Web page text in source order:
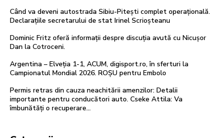
Când va deveni autostrada Sibiu-Pitești complet operațională.
Declarațiile secretarului de stat Irinel Scrioșteanu
Dominic Fritz oferă informații despre discuția avută cu Nicușor
Dan la Cotroceni.
Argentina – Elveția 1-1, ACUM, digisport.ro, în sferturi la
Campionatul Mondial 2026. ROȘU pentru Embolo
Permis retras din cauza neachitării amenzilor: Detalii
importante pentru conducători auto. Cseke Attila: Va
îmbunătăți o recuperare…